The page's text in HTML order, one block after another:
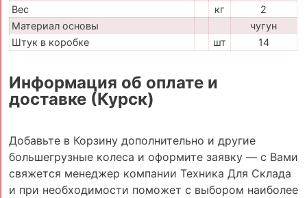
Вес
кг
2
Материал основы
чугун
Штук в коробке
шт 14
Информация об оплате и
доставке (Курск)
Добавьте в Корзину дополнительно и другие
большегрузные колеса и оформите заявку — с Вами
свяжется менеджер компании Техника Для Склада
и при необходимости поможет с выбором наиболее